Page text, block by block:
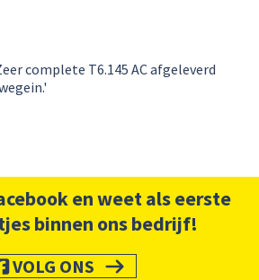
complete T6.145 AC afgeleverd
en weet als eerste
binnen ons bedrijf!
VOLG ONS